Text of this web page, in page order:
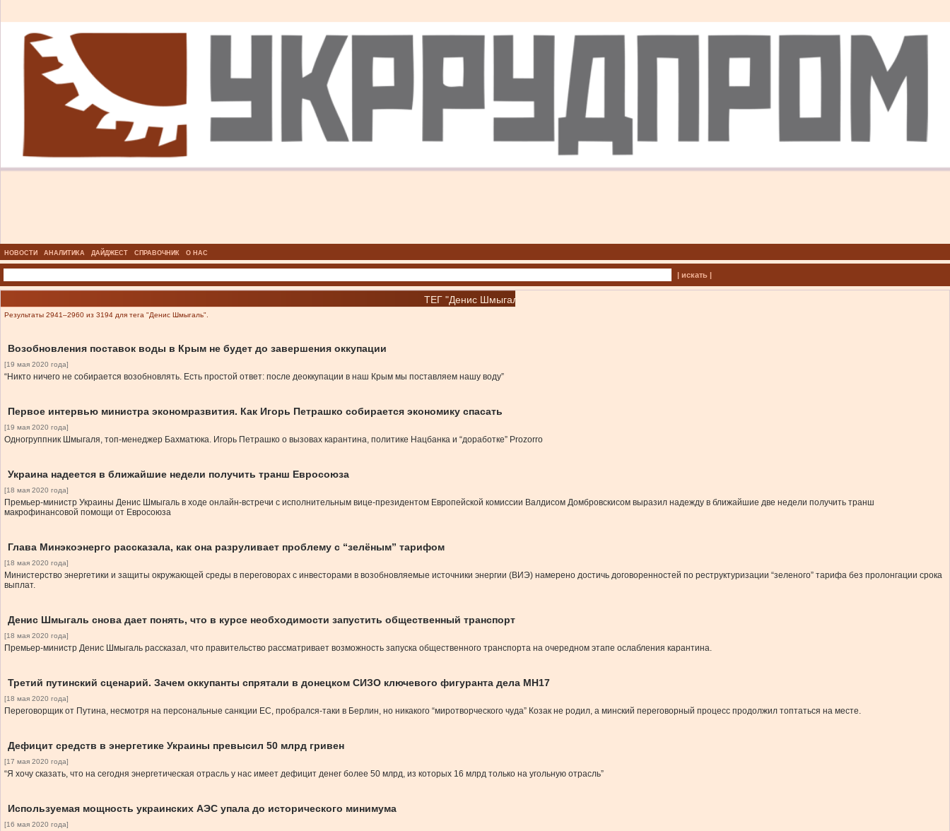
НОВОСТИ АНАЛИТИКА ДАЙДЖЕСТ СПРАВОЧНИК О НАС
| искать |
ТЕГ "Денис Шмыгаль"
Результаты 2941–2960 из 3194 для тега "Денис Шмыгаль".
Возобновления поставок воды в Крым не будет до завершения оккупации
[19 мая 2020 года]
“Никто ничего не собирается возобновлять. Есть простой ответ: после деоккупации в наш Крым мы поставляем нашу воду”
Первое интервью министра экономразвития. Как Игорь Петрашко собирается экономику спасать
[19 мая 2020 года]
Одногруппник Шмыгаля, топ-менеджер Бахматюка. Игорь Петрашко о вызовах карантина, политике Нацбанка и “доработке” Prozorro
Украина надеется в ближайшие недели получить транш Евросоюза
[18 мая 2020 года]
Премьер-министр Украины Денис Шмыгаль в ходе онлайн-встречи с исполнительным вице-президентом Европейской комиссии Валдисом Домбровскисом выразил надежду в ближайшие две недели получить транш
макрофинансовой помощи от Евросоюза
Глава Минэкоэнерго рассказала, как она разруливает проблему с “зелёным” тарифом
[18 мая 2020 года]
Министерство энергетики и защиты окружающей среды в переговорах с инвесторами в возобновляемые источники энергии (ВИЭ) намерено достичь договоренностей по реструктуризации “зеленого” тарифа без пролонгации срока
выплат.
Денис Шмыгаль снова дает понять, что в курсе необходимости запустить общественный транспорт
[18 мая 2020 года]
Премьер-министр Денис Шмыгаль рассказал, что правительство рассматривает возможность запуска общественного транспорта на очередном этапе ослабления карантина.
Третий путинский сценарий. Зачем оккупанты спрятали в донецком СИЗО ключевого фигуранта дела МН17
[18 мая 2020 года]
Переговорщик от Путина, несмотря на персональные санкции ЕС, пробрался-таки в Берлин, но никакого “миротворческого чуда” Козак не родил, а минский переговорный процесс продолжил топтаться на месте.
Дефицит средств в энергетике Украины превысил 50 млрд гривен
[17 мая 2020 года]
“Я хочу сказать, что на сегодня энергетическая отрасль у нас имеет дефицит денег более 50 млрд, из которых 16 млрд только на угольную отрасль”
Используемая мощность украинских АЭС упала до исторического минимума
[16 мая 2020 года]